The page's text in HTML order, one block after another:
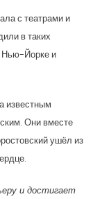
с театрами и
в таких
Нью-Йорке и
известным
Они вместе
ушёл из
и достигает